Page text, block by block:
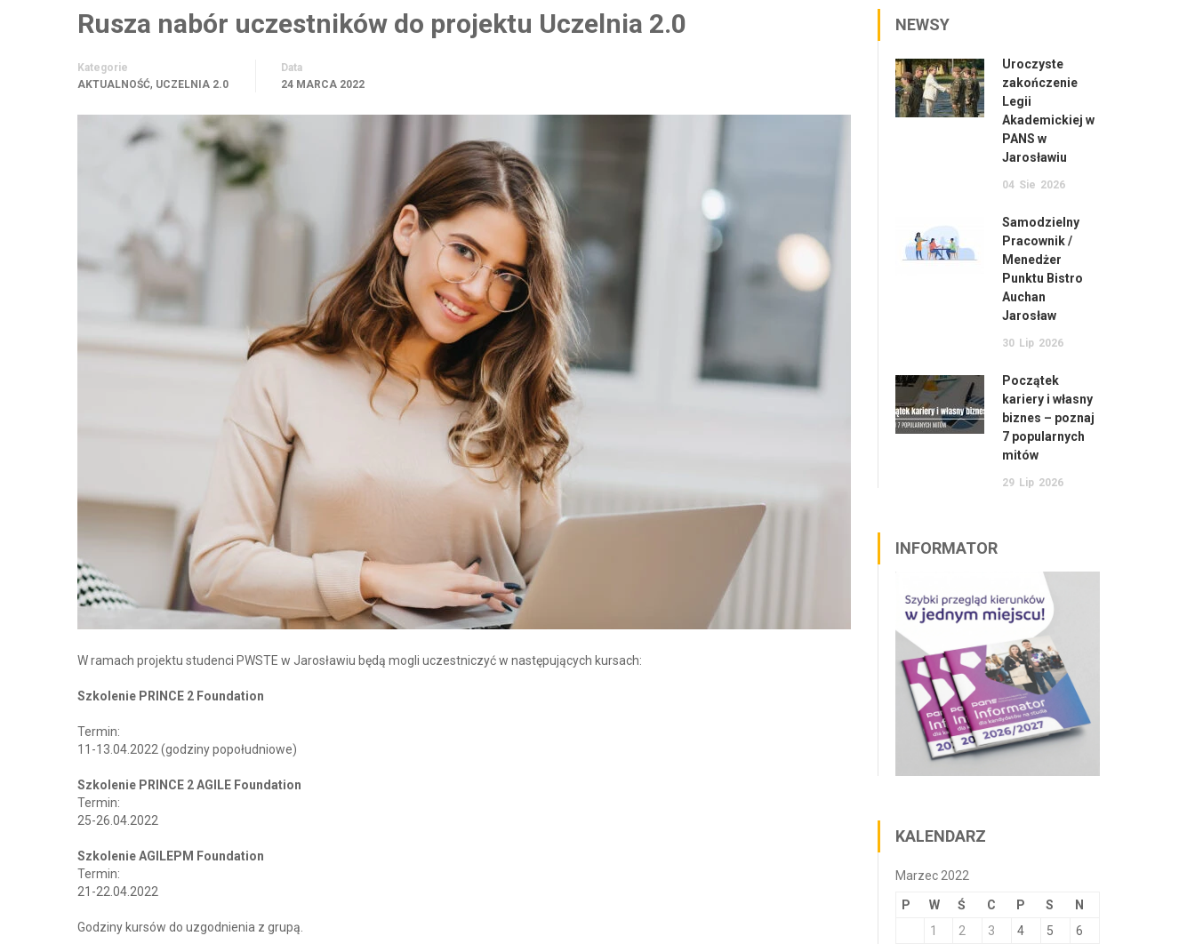
Rusza nabór uczestników do projektu Uczelnia 2.0
Kategorie
AKTUALNOŚĆ, UCZELNIA 2.0
Data
24 MARCA 2022
W ramach projektu studenci PWSTE w Jarosławiu będą mogli uczestniczyć w następujących kursach:
Szkolenie PRINCE 2 Foundation
Termin:
11-13.04.2022 (godziny popołudniowe)
Szkolenie PRINCE 2 AGILE Foundation
Termin:
25-26.04.2022
Szkolenie AGILEPM Foundation
Termin:
21-22.04.2022
Godziny kursów do uzgodnienia z grupą.
NEWSY
Uroczyste
zakończenie
Legii
Akademickiej w
PANS w
Jarosławiu
04 Sie 2026
Samodzielny
Pracownik /
Menedżer
Punktu Bistro
Auchan
Jarosław
30 Lip 2026
Początek
kariery i własny
biznes – poznaj
7 popularnych
mitów
29 Lip 2026
INFORMATOR
KALENDARZ
Marzec 2022
P W Ś C P S N
1 2 3 4 5
6